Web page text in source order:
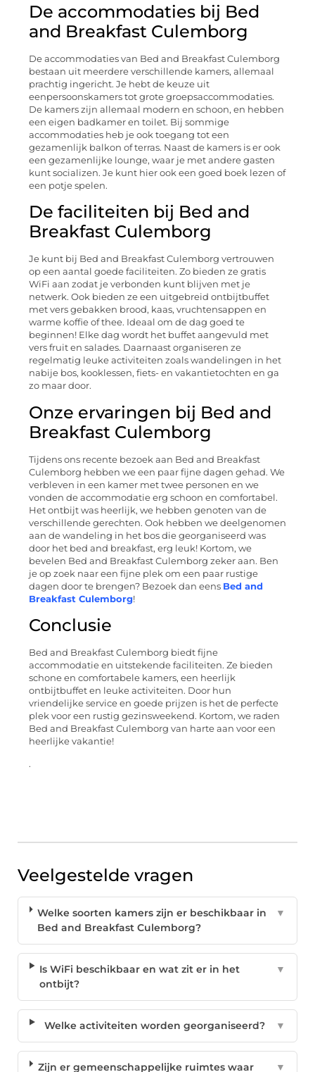
De accommodaties bij Bed
and Breakfast Culemborg
De accommodaties van Bed and Breakfast Culemborg
bestaan uit meerdere verschillende kamers, allemaal
prachtig ingericht. Je hebt de keuze uit
eenpersoonskamers tot grote groepsaccommodaties.
De kamers zijn allemaal modern en schoon, en hebben
een eigen badkamer en toilet. Bij sommige
accommodaties heb je ook toegang tot een
gezamenlijk balkon of terras. Naast de kamers is er ook
een gezamenlijke lounge, waar je met andere gasten
kunt socializen. Je kunt hier ook een goed boek lezen of
een potje spelen.
De faciliteiten bij Bed and
Breakfast Culemborg
Je kunt bij Bed and Breakfast Culemborg vertrouwen
op een aantal goede faciliteiten. Zo bieden ze gratis
WiFi aan zodat je verbonden kunt blijven met je
netwerk. Ook bieden ze een uitgebreid ontbijtbuffet
met vers gebakken brood, kaas, vruchtensappen en
warme koffie of thee. Ideaal om de dag goed te
beginnen! Elke dag wordt het buffet aangevuld met
vers fruit en salades. Daarnaast organiseren ze
regelmatig leuke activiteiten zoals wandelingen in het
nabije bos, kooklessen, fiets- en vakantietochten en ga
zo maar door.
Onze ervaringen bij Bed and
Breakfast Culemborg
Tijdens ons recente bezoek aan Bed and Breakfast
Culemborg hebben we een paar fijne dagen gehad. We
verbleven in een kamer met twee personen en we
vonden de accommodatie erg schoon en comfortabel.
Het ontbijt was heerlijk, we hebben genoten van de
verschillende gerechten. Ook hebben we deelgenomen
aan de wandeling in het bos die georganiseerd was
door het bed and breakfast, erg leuk! Kortom, we
bevelen Bed and Breakfast Culemborg zeker aan. Ben
je op zoek naar een fijne plek om een paar rustige
dagen door te brengen? Bezoek dan eens Bed and
Breakfast Culemborg!
Conclusie
Bed and Breakfast Culemborg biedt fijne
accommodatie en uitstekende faciliteiten. Ze bieden
schone en comfortabele kamers, een heerlijk
ontbijtbuffet en leuke activiteiten. Door hun
vriendelijke service en goede prijzen is het de perfecte
plek voor een rustig gezinsweekend. Kortom, we raden
Bed and Breakfast Culemborg van harte aan voor een
heerlijke vakantie!
.
Veelgestelde vragen
Welke soorten kamers zijn er beschikbaar in
Bed and Breakfast Culemborg?
▼
Is WiFi beschikbaar en wat zit er in het
ontbijt?
▼
Welke activiteiten worden georganiseerd? ▼
Zijn er gemeenschappelijke ruimtes waar
▼